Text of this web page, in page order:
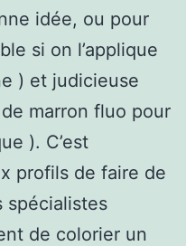
idée, ou pour
si on l’applique
) et judicieuse
marron fluo pour
). C’est
profils de faire de
spécialistes
de colorier un